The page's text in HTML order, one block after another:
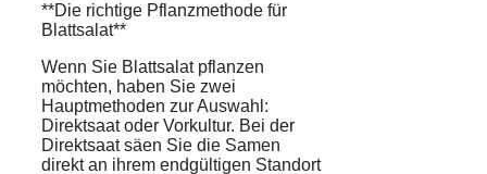
**Die richtige Pflanzmethode für
Blattsalat**
Wenn Sie Blattsalat pflanzen
möchten, haben Sie zwei
Hauptmethoden zur Auswahl:
Direktsaat oder Vorkultur. Bei der
Direktsaat säen Sie die Samen
direkt an ihrem endgültigen Standort